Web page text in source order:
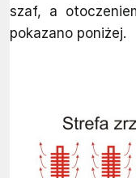
szaf, a
pokazano poniżej.